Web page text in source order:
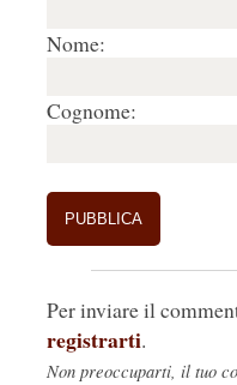
Nome:
Cognome:
Per inviare il
registrarti.
Non preoccuparti, il tuo